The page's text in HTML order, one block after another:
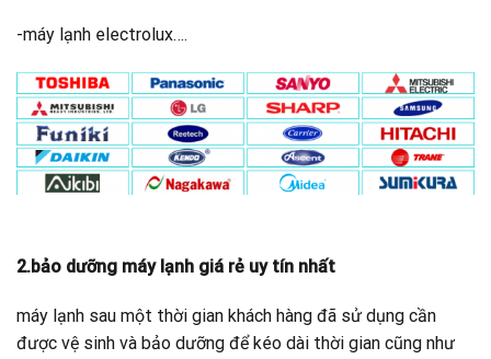
-máy lạnh electrolux….
2.bảo dưỡng máy lạnh giá rẻ uy tín nhất
máy lạnh sau một thời gian khách hàng đã sử dụng cần
được vệ sinh và bảo dưỡng để kéo dài thời gian cũng như